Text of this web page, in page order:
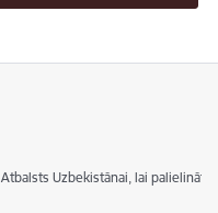
Atbalsts Uzbekistānai, lai